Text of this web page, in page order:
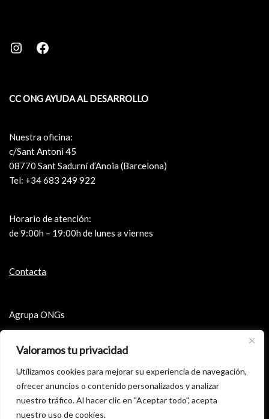
Valoramos tu privacidad
Utilizamos cookies para mejorar su experiencia de navegación,
ofrecer anuncios o contenido personalizados y analizar
nuestro tráfico. Al hacer clic en "Aceptar todo", acepta
nuestro uso de cookies.
CC ONG AYUDA AL DESARROLLO
Nuestra oficina:
c/Sant Antoni 45
08770 Sant Sadurní d’Anoia (Barcelona)
Tel: +34 683 249 922
Horario de atención:
de 9:00h – 19:00h de lunes a viernes
Contacta
Agrupa ONGs
Ko & Digital Festival de Cine Solidario
Cartas de la Guerra Civil
Aviso legal
Política de privacidad